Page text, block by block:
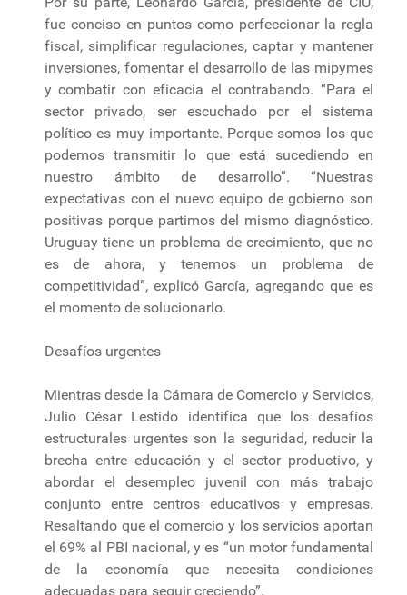
fue conciso en puntos como perfeccionar la regla
fiscal, simplificar regulaciones, captar y mantener
inversiones, fomentar el desarrollo de las mipymes
y combatir con eficacia el contrabando. “Para el
sector privado, ser escuchado por el sistema
político es muy importante. Porque somos los que
podemos transmitir lo que está sucediendo en
nuestro ámbito de desarrollo”. “Nuestras
expectativas con el nuevo equipo de gobierno son
positivas porque partimos del mismo diagnóstico.
Uruguay tiene un problema de crecimiento, que no
es de ahora, y tenemos un problema de
competitividad”, explicó García, agregando que es
el momento de solucionarlo.
Desafíos urgentes
Mientras desde la Cámara de Comercio y Servicios,
Julio César Lestido identifica que los desafíos
estructurales urgentes son la seguridad, reducir la
brecha entre educación y el sector productivo, y
abordar el desempleo juvenil con más trabajo
conjunto entre centros educativos y empresas.
Resaltando que el comercio y los servicios aportan
el 69% al PBI nacional, y es “un motor fundamental
de la economía que necesita condiciones
adecuadas para seguir creciendo”.